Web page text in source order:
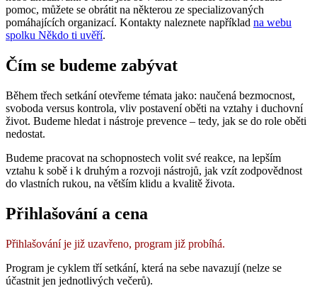
pomoc, můžete se obrátit na některou ze specializovaných
pomáhajících organizací. Kontakty naleznete například na webu
spolku Někdo ti uvěří.
Čím se budeme zabývat
Během třech setkání otevřeme témata jako: naučená bezmocnost,
svoboda versus kontrola, vliv postavení oběti na vztahy i duchovní
život. Budeme hledat i nástroje prevence – tedy, jak se do role oběti
nedostat.
Budeme pracovat na schopnostech volit své reakce, na lepším
vztahu k sobě i k druhým a rozvoji nástrojů, jak vzít zodpovědnost
do vlastních rukou, na větším klidu a kvalitě života.
Přihlašování a cena
Přihlašování je již uzavřeno, program již probíhá.
Program je cyklem tří setkání, která na sebe navazují (nelze se
účastnit jen jednotlivých večerů).